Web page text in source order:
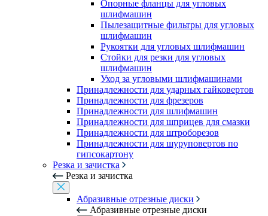
Опорные фланцы для угловых
шлифмашин
Пылезащитные фильтры для угловых
шлифмашин
Рукоятки для угловых шлифмашин
Стойки для резки для угловых
шлифмашин
Уход за угловыми шлифмашинами
Принадлежности для ударных гайковертов
Принадлежности для фрезеров
Принадлежности для шлифмашин
Принадлежности для шприцев для смазки
Принадлежности для штроборезов
Принадлежности для шуруповертов по
гипсокартону
Резка и зачистка
Резка и зачистка
Абразивные отрезные диски
Абразивные отрезные диски